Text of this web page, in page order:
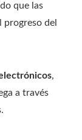
que las
progreso del
,
a través